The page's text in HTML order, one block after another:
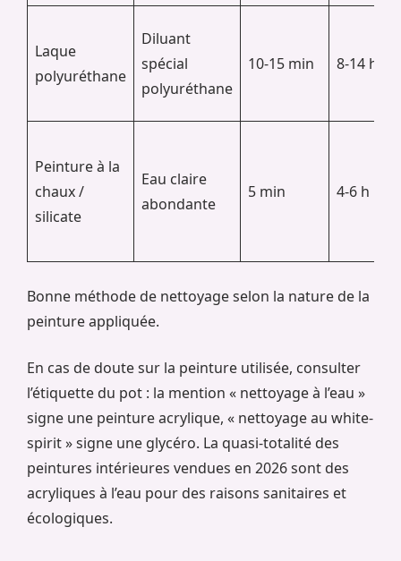
Laque
polyuréthane
Diluant
spécial
polyuréthane
10-15 min 8-14 h
Peinture à la
chaux /
silicate
Eau claire
abondante
5 min 4-6 h
Bonne méthode de nettoyage selon la nature de la
peinture appliquée.
En cas de doute sur la peinture utilisée, consulter
l’étiquette du pot : la mention « nettoyage à l’eau »
signe une peinture acrylique, « nettoyage au white-
spirit » signe une glycéro. La quasi-totalité des
peintures intérieures vendues en 2026 sont des
acryliques à l’eau pour des raisons sanitaires et
écologiques.